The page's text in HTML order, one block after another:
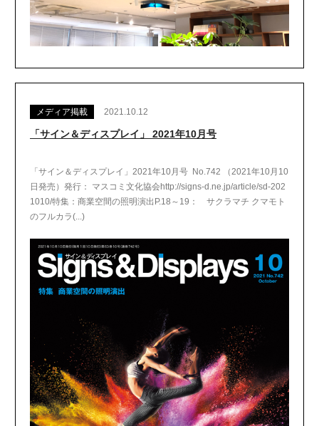
メディア掲載 2021.10.12
「サイン＆ディスプレイ」 2021年10月号
「サイン＆ディスプレイ」2021年10月号 No.742 （2021年10月10
日発売）発行： マスコミ文化協会http://signs-d.ne.jp/article/sd-202
1010/特集：商業空間の照明演出P.18～19： サクラマチ クマモト
のフルカラ(...)